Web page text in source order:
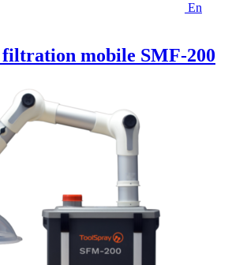
En
filtration mobile SMF-200